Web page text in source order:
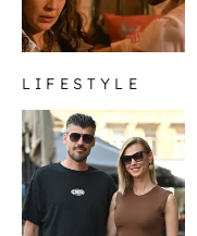
LIFESTYLE